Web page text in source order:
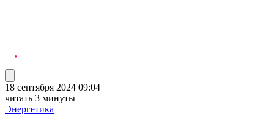
18 сентября 2024 09:04
читать 3 минуты
Энергетика